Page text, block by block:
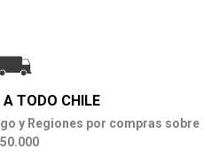
A TODO CHILE
y Regiones por compras sobre